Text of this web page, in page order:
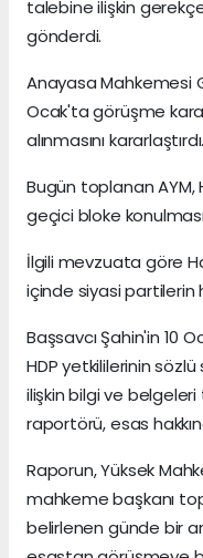
talebine ilişkin
gönderdi.
Anayasa Mahkemesi
Ocak'ta görüşme
alınmasını kararlaştırdı.
Bugün toplanan AYM,
geçici bloke
İlgili mevzuata göre
içinde siyasi partilerin
Başsavcı Şahin'in 10
HDP yetkililerinin
ilişkin bilgi ve
raportörü, esas
Raporun, Yüksek
mahkeme başkanı
belirlenen günde bir